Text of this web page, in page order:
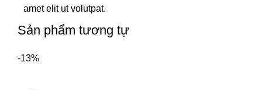
amet elit ut volutpat.
Sản phẩm tương tự
-13%